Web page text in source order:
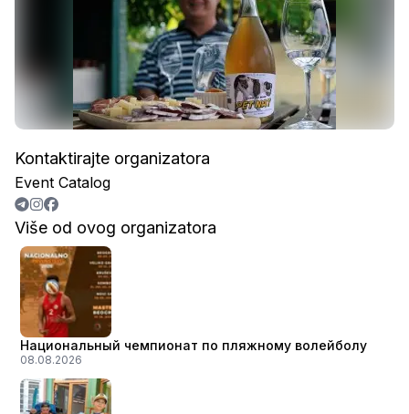
Kontaktirajte organizatora
Event Catalog
Više od ovog organizatora
Национальный чемпионат по пляжному волейболу
08.08.2026